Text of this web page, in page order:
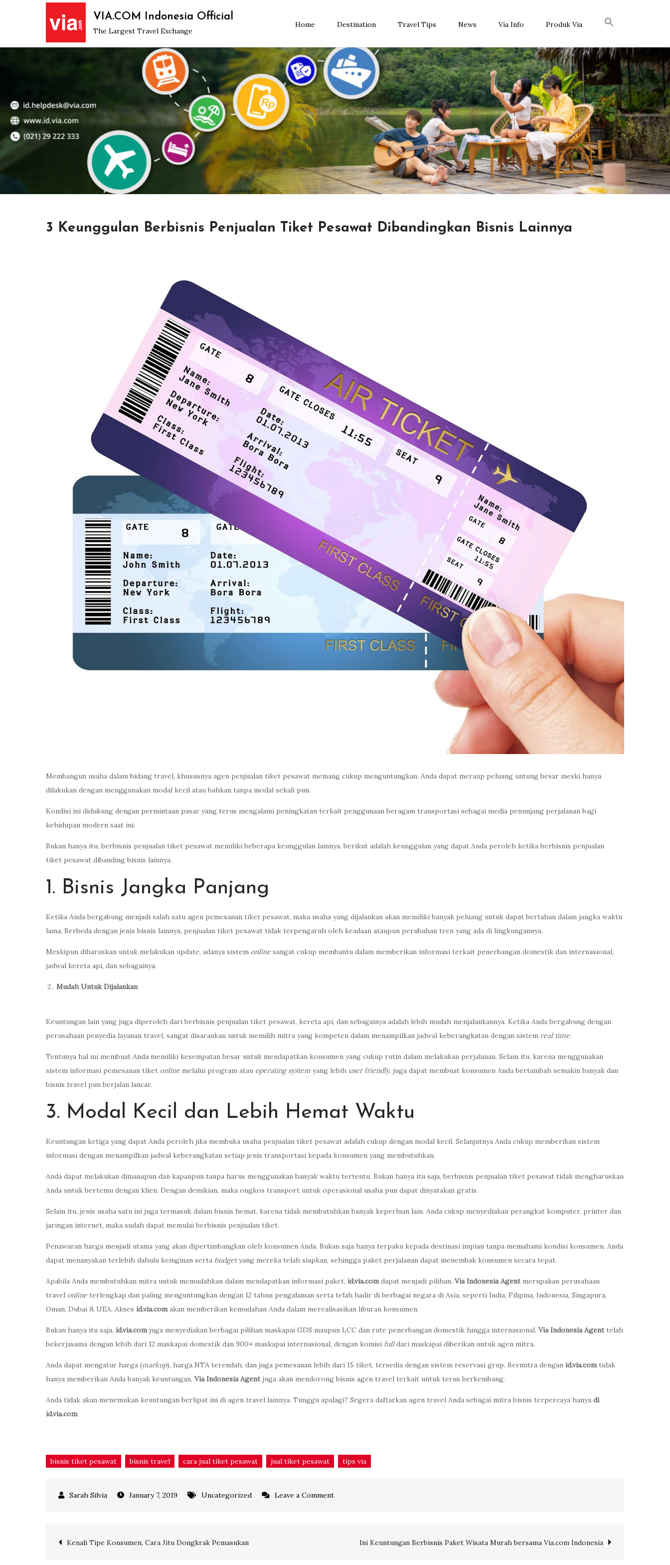
VIA.COM Indonesia Official
The Largest Travel Exchange
Home Destination Travel Tips News Via Info Produk Via
3 Keunggulan Berbisnis Penjualan Tiket Pesawat Dibandingkan Bisnis Lainnya
Membangun usaha dalam bidang travel, khususnya agen penjualan tiket pesawat memang cukup menguntungkan. Anda dapat meraup peluang untung besar meski hanya
dilakukan dengan menggunakan modal kecil atau bahkan tanpa modal sekali pun.
Kondisi ini didukung dengan permintaan pasar yang terus mengalami peningkatan terkait penggunaan beragam transportasi sebagai media penunjang perjalanan bagi
kehidupan modern saat ini.
Bukan hanya itu, berbisnis penjualan tiket pesawat memiliki beberapa keunggulan lainnya. berikut adalah keunggulan yang dapat Anda peroleh ketika berbisnis penjualan
tiket pesawat dibanding bisnis lainnya.
1. Bisnis Jangka Panjang
Ketika Anda bergabung menjadi salah satu agen pemesanan tiket pesawat, maka usaha yang dijalankan akan memiliki banyak peluang untuk dapat bertahan dalam jangka waktu
lama. Berbeda dengan jenis bisnis lainnya, penjualan tiket pesawat tidak terpengaruh oleh keadaan ataupun perubahan tren yang ada di lingkungannya.
Meskipun diharuskan untuk melakukan update, adanya sistem online sangat cukup membantu dalam memberikan informasi terkait penerbangan domestik dan internasional,
jadwal kereta api, dan sebagainya.
Mudah Untuk Dijalankan
Keuntungan lain yang juga diperoleh dari berbisnis penjualan tiket pesawat, kereta api, dan sebagainya adalah lebih mudah menjalankannya. Ketika Anda bergabung dengan
perusahaan penyedia layanan travel, sangat disarankan untuk memilih mitra yang kompeten dalam menampilkan jadwal keberangkatan dengan sistem real time.
Tentunya hal ini membuat Anda memiliki kesempatan besar untuk mendapatkan konsumen yang cukup rutin dalam melakukan perjalanan. Selain itu, karena menggunakan
sistem informasi pemesanan tiket online melalui program atau operating system yang lebih user friendly, juga dapat membuat konsumen Anda bertambah semakin banyak dan
bisnis travel pun berjalan lancar.
3. Modal Kecil dan Lebih Hemat Waktu
Keuntungan ketiga yang dapat Anda peroleh jika membuka usaha penjualan tiket pesawat adalah cukup dengan modal kecil. Selanjutnya Anda cukup memberikan sistem
informasi dengan menampilkan jadwal keberangkatan setiap jenis transportasi kepada konsumen yang membutuhkan.
Anda dapat melakukan dimanapun dan kapanpun tanpa harus menggunakan banyak waktu tertentu. Bukan hanya itu saja, berbisnis penjualan tiket pesawat tidak mengharuskan
Anda untuk bertemu dengan klien. Dengan demikian, maka ongkos transport untuk operasional usaha pun dapat dinyatakan gratis.
Selain itu, jenis usaha satu ini juga termasuk dalam bisnis hemat, karena tidak membutuhkan banyak keperluan lain. Anda cukup menyediakan perangkat komputer, printer dan
jaringan internet, maka sudah dapat memulai berbisnis penjualan tiket.
Penawaran harga menjadi utama yang akan dipertimbangkan oleh konsumen Anda. Bukan saja hanya terpaku kepada destinasi impian tanpa memahami kondisi konsumen. Anda
dapat menanyakan terlebih dahulu keinginan serta budgetyang mereka telah siapkan, sehingga paket perjalanan dapat menembak konsumen secara tepat.
Apabila Anda membutuhkan mitra untuk memudahkan dalam mendapatkan informasi paket, id.via.comdapat menjadi pilihan. Via Indonesia Agentmerupakan perusahaan
travel online terlengkap dan paling menguntungkan dengan 12 tahun pengalaman serta telah hadir di berbagai negara di Asia, seperti India, Filipina, Indonesia, Singapura,
Oman, Dubai & UEA. Akses id.via.comakan memberikan kemudahan Anda dalam merealisasikan liburan konsumen.
Bukan hanya itu saja, id.via.comjuga menyediakan berbagai pilihan maskapai GDS maupun LCC dan rute penerbangan domestik hingga internasional. Via Indonesia Agenttelah
bekerjasama dengan lebih dari 12 maskapai domestik dan 900+ maskapai internasional, dengan komisi fulldari maskapai diberikan untuk agen mitra.
Anda dapat mengatur harga (markup), harga NTA terendah, dan juga pemesanan lebih dari 15 tiket, tersedia dengan sistem reservasi grup. Bermitra dengan id.via.comtidak
hanya memberikan Anda banyak keuntungan, Via Indonesia Agentjuga akan mendorong bisnis agen travel terkait untuk terus berkembang.
Anda tidak akan menemukan keuntungan berlipat ini di agen travel lainnya. Tunggu apalagi? Segera daftarkan agen travel Anda sebagai mitra bisnis terpercaya hanya di
id.via.com.
bisnis tiket pesawat bisnis travel cara jual tiket pesawat jual tiket pesawat tips via
January 7, 2019 Uncategorized Leave a Commenton
Post
Kenali Tipe Konsumen, Cara Jitu Dongkrak Pemasukan Ini Keuntungan Berbisnis Paket Wisata Murah bersama Via.com Indonesia